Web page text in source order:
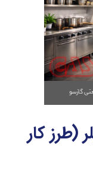
گازسو
(طرز کار